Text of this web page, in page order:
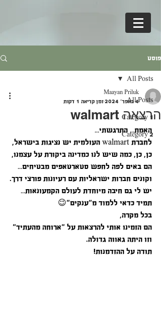
פוסט
All Posts
Category 1
Category 2
All Posts
הרצאה walmart
Maayan Priluk
4 באפר׳ 2024
זמן קריאה 1 דקות
האמת… התרגשתי…
לחברת walmart העולמית יש נציגות בישראל,
כן, כן, כמה שיש לנו כמדינה ביקורת על עצמנו,
הם באים לפה לחפש סטארטאפים מבטיחים…
וקונים חברות ישראליות עם רעיונות פורצי דרך.
יש לי גם חיבה מיוחדת לעולם הקמעונאות…
תמיד כדאי ללמוד מ"ענקים"😉
בכל מקרה,
הם הזמינו אותי להרצאות על "ארוחה מהעתיד"
וזו היתה גאווה גדולה.
תודה על ההזדמנות!